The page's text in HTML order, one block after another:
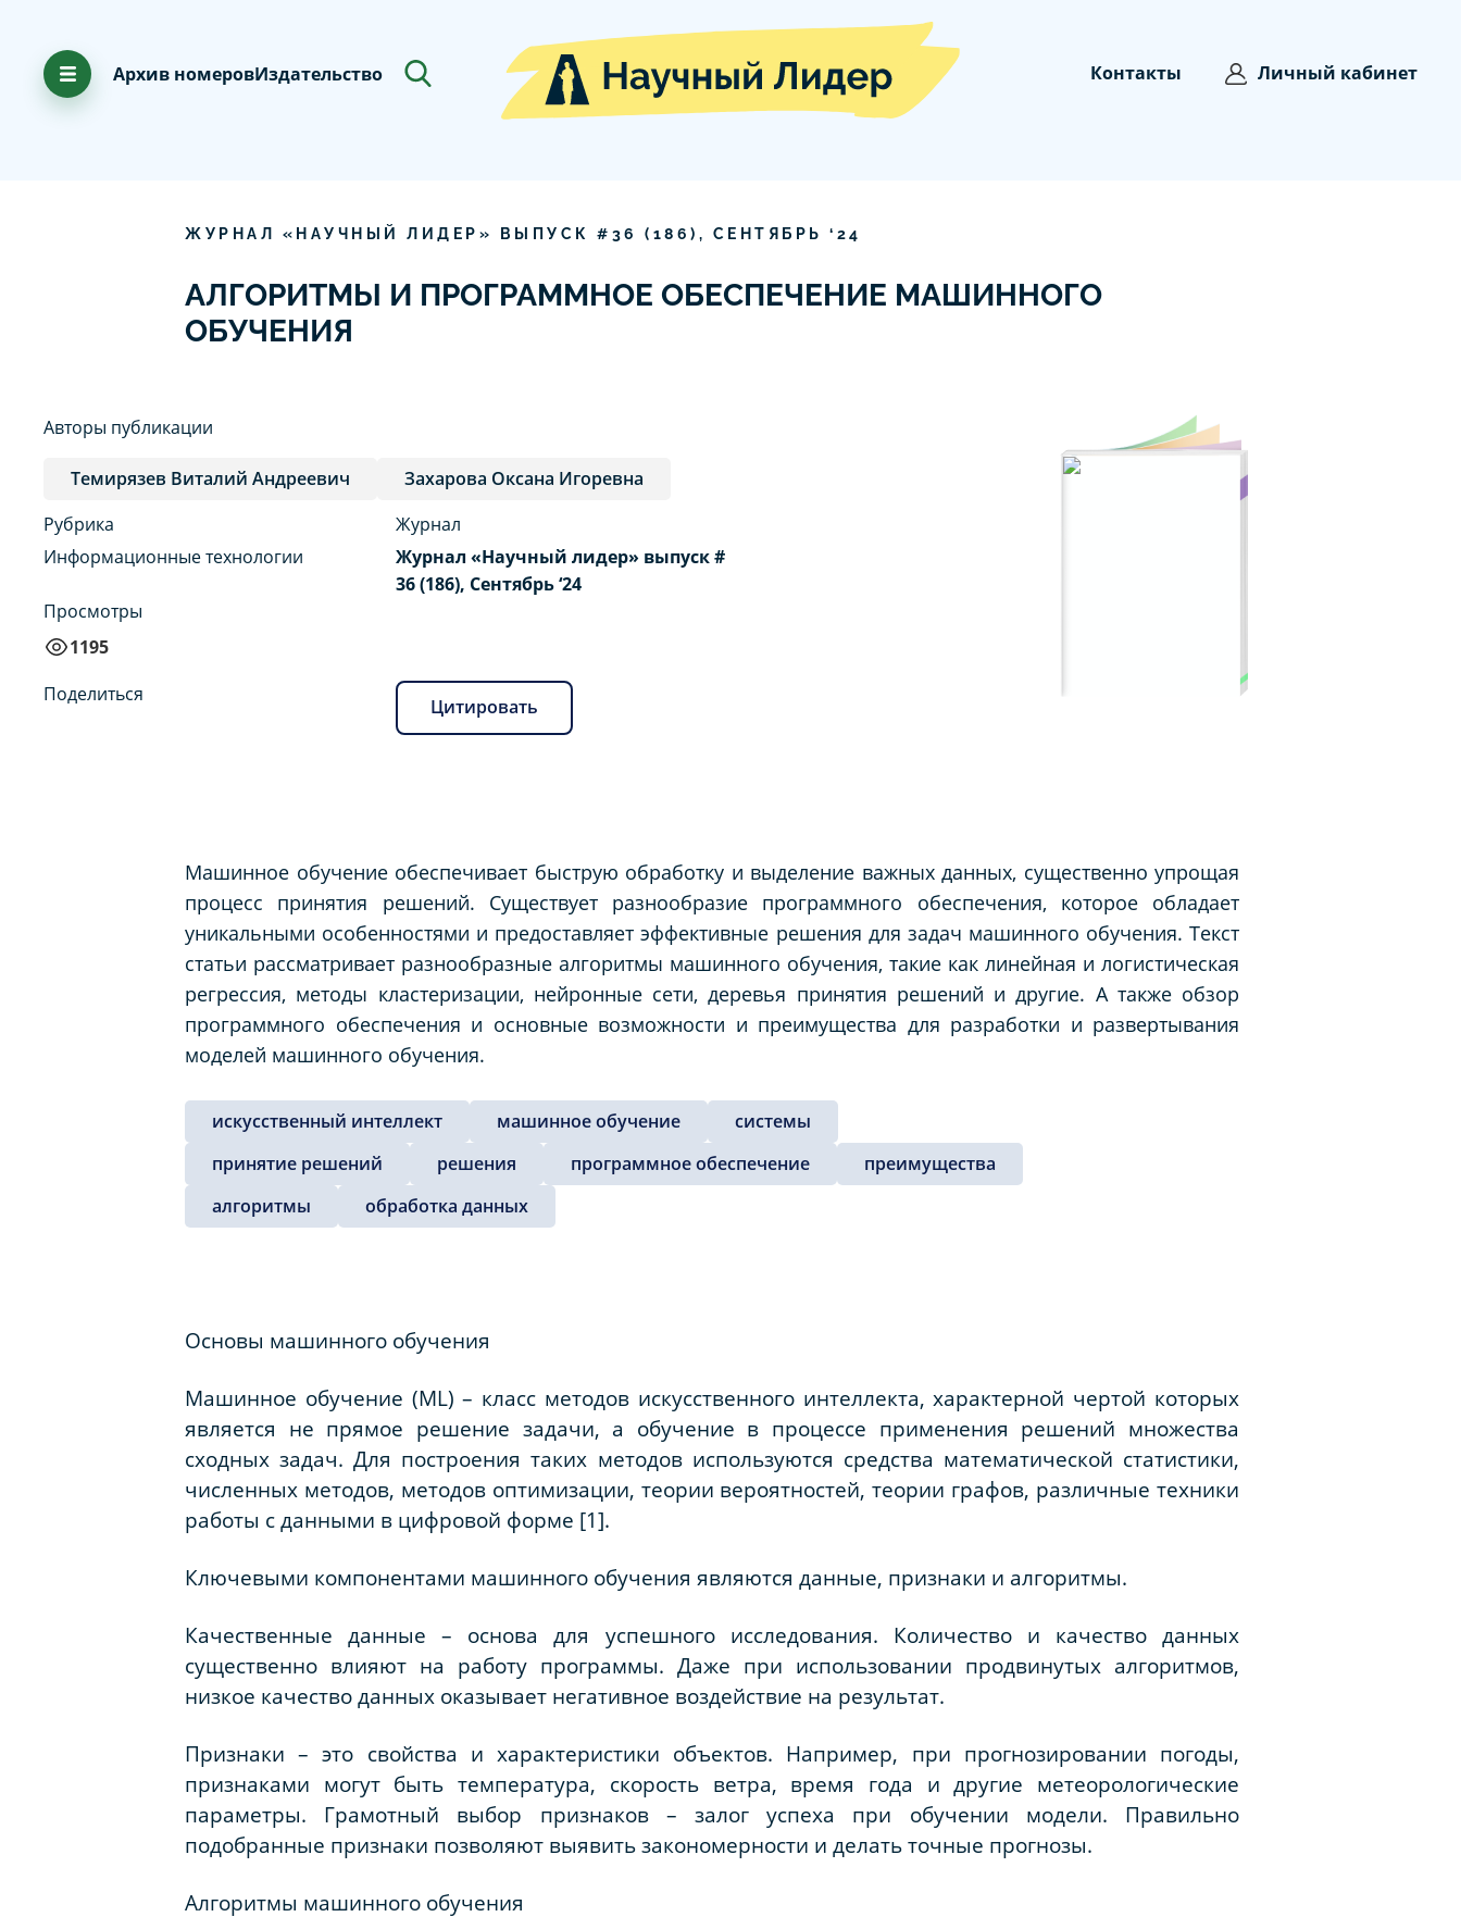
Архив номеровИздательство Контакты Личный кабинет
ЖУРНАЛ «НАУЧНЫЙ ЛИДЕР» ВЫПУСК # 36 ( 186 ), СЕНТЯБРЬ ‘ 24
АЛГОРИТМЫ И ПРОГРАММНОЕ ОБЕСПЕЧЕНИЕ МАШИННОГО
ОБУЧЕНИЯ
Авторы публикации
Темирязев Виталий Андреевич
Захарова Оксана Игоревна
Рубрика
Информационные технологии
Просмотры
1195
Журнал
Журнал «Научный лидер» выпуск #
36 (186), Сентябрь ‘24
Поделиться
Цитировать
Машинное обучение обеспечивает быструю обработку и выделение важных данных, существенно упрощая
процесс принятия решений. Существует разнообразие программного обеспечения, которое обладает
уникальными особенностями и предоставляет эффективные решения для задач машинного обучения. Текст
статьи рассматривает разнообразные алгоритмы машинного обучения, такие как линейная и логистическая
регрессия, методы кластеризации, нейронные сети, деревья принятия решений и другие. А также обзор
программного обеспечения и основные возможности и преимущества для разработки и развертывания
моделей машинного обучения.
искусственный интеллект машинное обучение
системы
принятие решений
решения программное обеспечение
преимущества
алгоритмы
обработка данных
Основы машинного обучения
Машинное обучение (ML) – класс методов искусственного интеллекта, характерной чертой которых
является не прямое решение задачи, а обучение в процессе применения решений множества
сходных задач. Для построения таких методов используются средства математической статистики,
численных методов, методов оптимизации, теории вероятностей, теории графов, различные техники
работы с данными в цифровой форме [1].
Ключевыми компонентами машинного обучения являются данные, признаки и алгоритмы.
Качественные данные – основа для успешного исследования. Количество и качество данных
существенно влияют на работу программы. Даже при использовании продвинутых алгоритмов,
низкое качество данных оказывает негативное воздействие на результат.
Признаки – это свойства и характеристики объектов. Например, при прогнозировании погоды,
признаками могут быть температура, скорость ветра, время года и другие метеорологические
параметры. Грамотный выбор признаков – залог успеха при обучении модели. Правильно
подобранные признаки позволяют выявить закономерности и делать точные прогнозы.
Алгоритмы машинного обучения